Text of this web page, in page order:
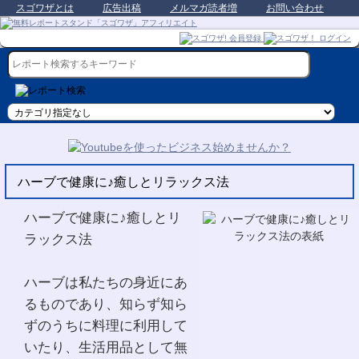
スゴワザとは 広告出稿 メルマガ読者増 お問い合わせ
ハーブで健康に♪癒しとリラックス法
ハーブで健康に♪癒しとリ
ラックス法
ハーブは私たちの身近にあ
るものであり、知らず知ら
ずのうちに料理に利用して
いたり、生活用品として無